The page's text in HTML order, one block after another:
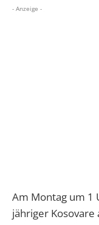
- Anzeige -
Am Montag um 1
jähriger